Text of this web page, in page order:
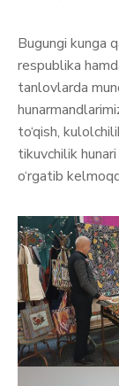
Bugungi kunga
respublika
tanlovlarda
to‘qish,
tikuvchilik
o‘rgatib